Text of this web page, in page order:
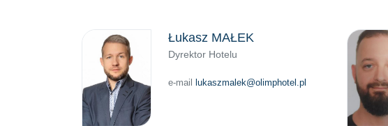
Łukasz MAŁEK
Dyrektor Hotelu
e-mail lukaszmalek@olimphotel.pl